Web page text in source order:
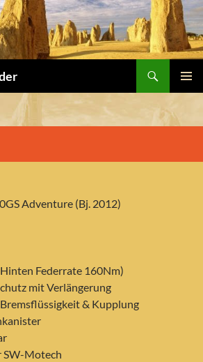
Adventure (Bj. 2012)
Federrate 160Nm)
mit Verlängerung
& Kupplung
SW-Motech